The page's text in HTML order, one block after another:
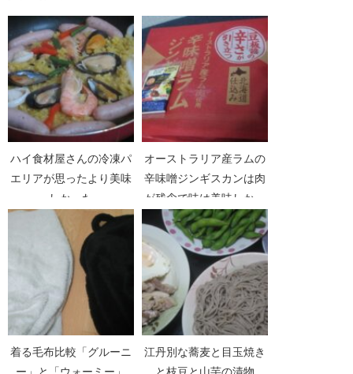
ハイ食材屋さんの冷凍パ
エリアが思ったより美味
しかった
オーストラリア産ラムの
辛味噌ジンギスカンは肉
が残念で味は美味しかっ
た
着る毛布比較「グルーニ
江丹別な蕎麦と目玉焼き